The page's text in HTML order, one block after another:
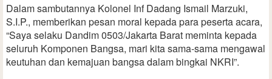
Dalam sambutannya Kolonel Inf Dadang Ismail Marzuki,
S.I.P., memberikan pesan moral kepada para peserta acara,
“Saya selaku Dandim 0503/Jakarta Barat meminta kepada
seluruh Komponen Bangsa, mari kita sama-sama mengawal
keutuhan dan kemajuan bangsa dalam bingkai NKRI”.